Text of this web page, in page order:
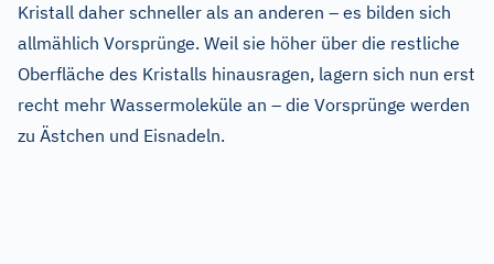
Kristall daher schneller als an anderen – es bilden sich
allmählich Vorsprünge. Weil sie höher über die restliche
Oberfläche des Kristalls hinausragen, lagern sich nun erst
recht mehr Wassermoleküle an – die Vorsprünge werden
zu Ästchen und Eisnadeln.